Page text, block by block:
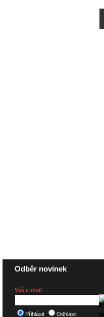
Odběr novinek
Váš e-mail
Přihlásit Odhlásit